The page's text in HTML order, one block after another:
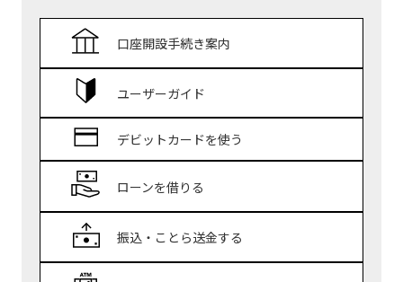
口座開設手続き案内
ユーザーガイド
デビットカードを使う
ローンを借りる
振込・ことら送金する